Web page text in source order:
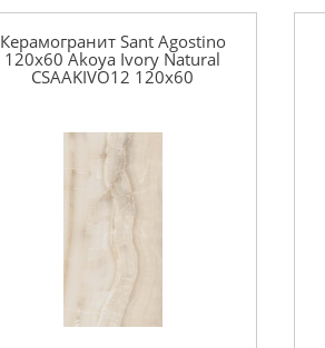
Керамогранит Sant Agostino
120x60 Akoya Ivory Natural
CSAAKIVO12 120x60